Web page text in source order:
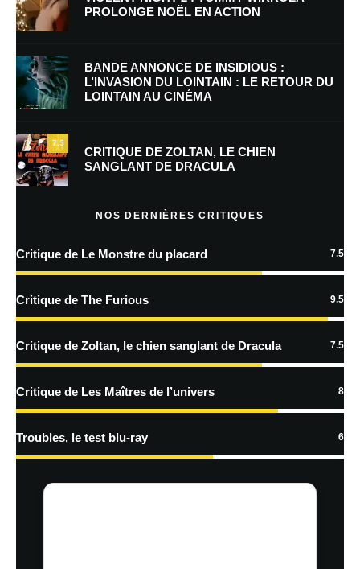
E-mail *
Enregistrer mon nom, mon e-mail et mon site dans le navigateur pour
mon prochain commentaire.
plus sur la façon dont les données de vos commentaires sont
PROLONGE NOËL EN ACTION
BANDE ANNONCE DE INSIDIOUS :
L’INVASION DU LOINTAIN : LE RETOUR DU
LOINTAIN AU CINÉMA
7.5
CRITIQUE DE ZOLTAN, LE CHIEN
SANGLANT DE DRACULA
NOS DERNIÈRES CRITIQUES
Critique de Le Monstre du placard 7.5
Critique de The Furious 9.5
Critique de Zoltan, le chien sanglant de Dracula 7.5
Critique de Les Maîtres de l’univers 8
Troubles, le test blu-ray 6